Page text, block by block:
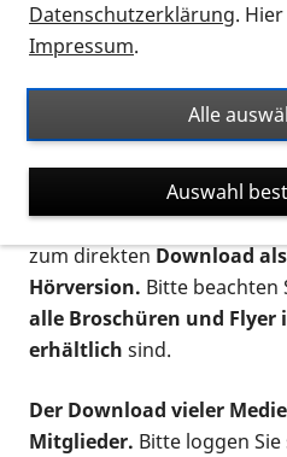
Auf dieser Seite finden Sie
Ort. Nutzen Sie den
nach Flyern und
suchen. Die meisten Flyer
verschiedenen Formaten
postalischen Bestellung
zum direktenDownload als
Hörversion. Bitte beachten
alle Broschüren und Flyer
erhältlich sind.
Der Download vieler
Mitglieder. Bitte loggen
Datenschutzerklärung.
Impressum.
Alle
Auswahl